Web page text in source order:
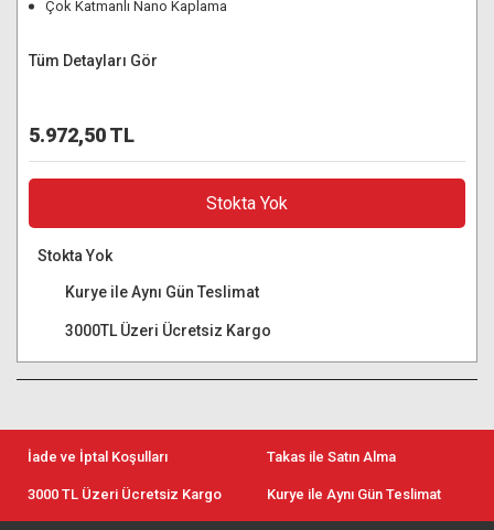
Çok Katmanlı Nano Kaplama
Tüm Detayları Gör
5.972,50 TL
Stokta Yok
Stokta Yok
Kurye ile Aynı Gün Teslimat
3000TL Üzeri Ücretsiz Kargo
İade ve İptal Koşulları Takas ile Satın Alma
3000 TL Üzeri Ücretsiz Kargo Kurye ile Aynı Gün Teslimat